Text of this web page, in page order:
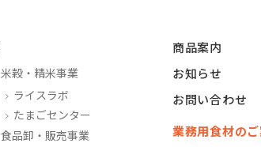
米穀・精米事業
ライスラボ
たまごセンター
食品卸・販売事業
商品案内
お知らせ
お問い合わせ
業務用食材の